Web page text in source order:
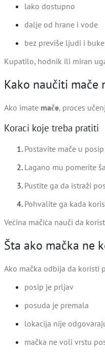
lako dostupno
dalje od hrane i vode
bez previše ljudi i buke
Kupatilo, hodnik ili miran
Kako naučiti mače
Ako imate mače, proces
Koraci koje treba pratiti
Postavite mače u
Lagano mu pomerite
Pustite ga da istraži
Pohvalite ga kada
Većina mačića nauči da
Šta ako mačka ne
Ako mačka odbija da koristi
posip je prljav
posuda je premala
lokacija nije
mačka ne voli vrstu